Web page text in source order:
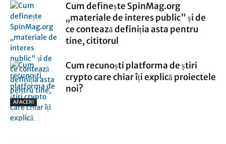
AFACERI
Cum definește SpinMag.org
„materiale de interes public” și de
ce contează definiția asta pentru
tine, cititorul
Cum recunoști platforma de știri
crypto care chiar îți explică proiectele
noi?